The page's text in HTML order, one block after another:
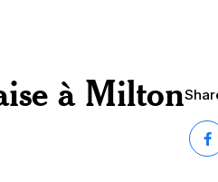
à Milton